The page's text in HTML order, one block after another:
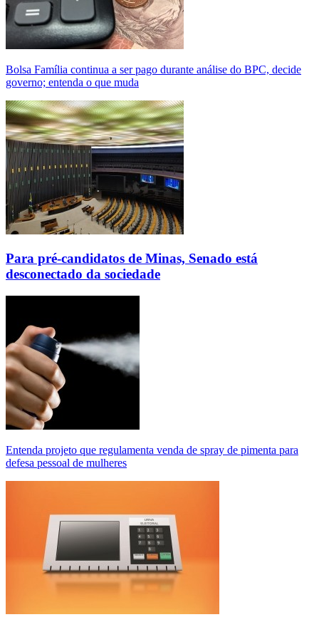
Bolsa Família continua a ser pago durante análise do BPC, decide
governo; entenda o que muda
Para pré-candidatos de Minas, Senado está
desconectado da sociedade
Entenda projeto que regulamenta venda de spray de pimenta para
defesa pessoal de mulheres